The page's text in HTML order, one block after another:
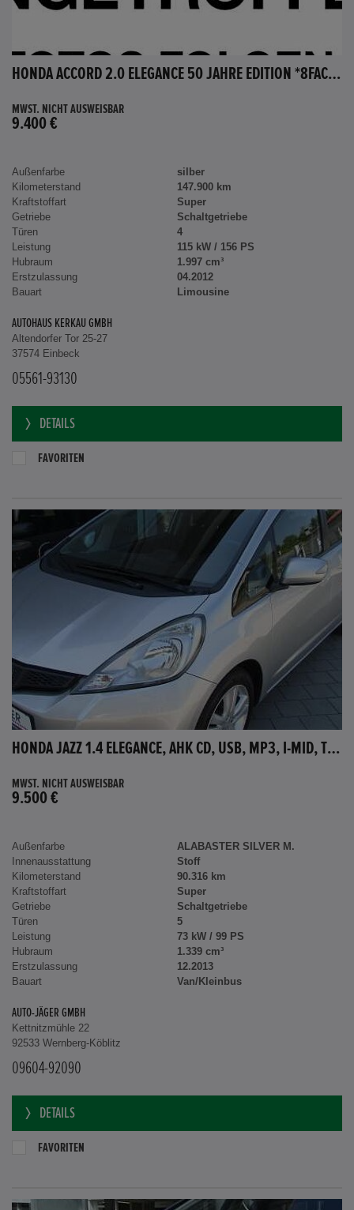
HONDA ACCORD 2.0 ELEGANCE 50 JAHRE EDITION *8FACH BEREIFT*
MWST. NICHT AUSWEISBAR
9.400 €
Außenfarbe
silber
Kilometerstand
147.900 km
Kraftstoffart
Super
Getriebe
Schaltgetriebe
Türen
4
Leistung
115 kW / 156 PS
Hubraum
1.997 cm³
Erstzulassung
04.2012
Bauart
Limousine
AUTOHAUS KERKAU GMBH
Altendorfer Tor 25-27
37574 Einbeck
05561-93130
DETAILS
FAVORITEN
HONDA JAZZ 1.4 ELEGANCE, AHK CD, USB, MP3, I-MID, TEMPOMAT, AUX-IN
MWST. NICHT AUSWEISBAR
9.500 €
Außenfarbe
ALABASTER SILVER M.
Innenausstattung
Stoff
Kilometerstand
90.316 km
Kraftstoffart
Super
Getriebe
Schaltgetriebe
Türen
5
Leistung
73 kW / 99 PS
Hubraum
1.339 cm³
Erstzulassung
12.2013
Bauart
Van/Kleinbus
AUTO-JÄGER GMBH
Kettnitzmühle 22
92533 Wernberg-Köblitz
09604-92090
DETAILS
FAVORITEN